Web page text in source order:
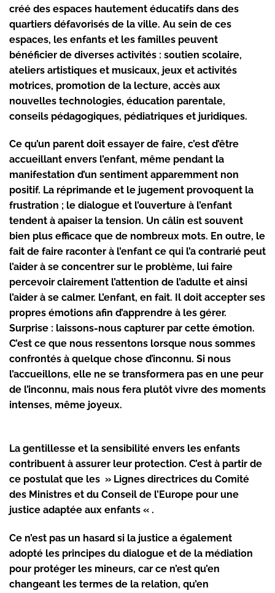
créé des espaces hautement éducatifs dans des
quartiers défavorisés de la ville. Au sein de ces
espaces, les enfants et les familles peuvent
bénéficier de diverses activités : soutien scolaire,
ateliers artistiques et musicaux, jeux et activités
motrices, promotion de la lecture, accès aux
nouvelles technologies, éducation parentale,
conseils pédagogiques, pédiatriques et juridiques.
Ce qu’un parent doit essayer de faire, c’est d’être
accueillant envers l’enfant, même pendant la
manifestation d’un sentiment apparemment non
positif. La réprimande et le jugement provoquent la
frustration ; le dialogue et l’ouverture à l’enfant
tendent à apaiser la tension. Un câlin est souvent
bien plus efficace que de nombreux mots. En outre, le
fait de faire raconter à l’enfant ce qui l’a contrarié peut
l’aider à se concentrer sur le problème, lui faire
percevoir clairement l’attention de l’adulte et ainsi
l’aider à se calmer. L’enfant, en fait. Il doit accepter ses
propres émotions afin d’apprendre à les gérer.
Surprise : laissons-nous capturer par cette émotion.
C’est ce que nous ressentons lorsque nous sommes
confrontés à quelque chose d’inconnu. Si nous
l’accueillons, elle ne se transformera pas en une peur
de l’inconnu, mais nous fera plutôt vivre des moments
intenses, même joyeux.
La gentillesse et la sensibilité envers les enfants
contribuent à assurer leur protection. C’est à partir de
ce postulat que les » Lignes directrices du Comité
des Ministres et du Conseil de l’Europe pour une
justice adaptée aux enfants « .
Ce n’est pas un hasard si la justice a également
adopté les principes du dialogue et de la médiation
pour protéger les mineurs, car ce n’est qu’en
changeant les termes de la relation, qu’en